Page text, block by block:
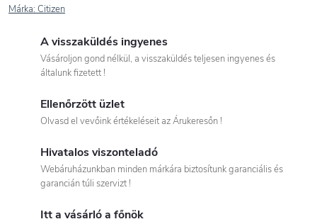
Márka: Citizen
A visszaküldés ingyenes
Vásároljon gond nélkül, a visszaküldés teljesen ingyenes és
általunk fizetett !
Ellenőrzött üzlet
Olvasd el vevőink értékeléseit az Árukeresőn !
Hivatalos viszonteladó
Webáruházunkban minden márkára biztosítunk garanciális és
garancián túli szervizt !
Itt a vásárló a főnök